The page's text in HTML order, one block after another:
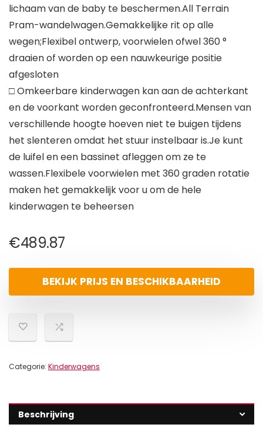
lichaam van de baby te beschermen.All Terrain
Pram-wandelwagen.Gemakkelijke rit op alle
wegen;Flexibel ontwerp, voorwielen ofwel 360 °
draaien of worden op een nauwkeurige positie
afgesloten
□ Omkeerbare kinderwagen kan aan de achterkant
en de voorkant worden geconfronteerd.Mensen van
verschillende hoogte hoeven niet te buigen tijdens
het slenteren omdat het stuur instelbaar is.Je kunt
de luifel en een bassinet afleggen om ze te
wassen.Flexibele voorwielen met 360 graden rotatie
maken het gemakkelijk voor u om de hele
kinderwagen te beheersen
€489.87
BEKIJK PRIJS EN BESCHIKBAARHEID
Categorie: Kinderwagens
Beschrijving